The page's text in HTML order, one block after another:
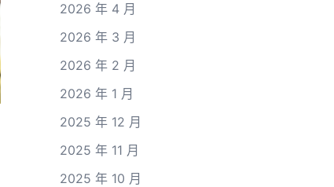
2026 年 4 月
2026 年 3 月
2026 年 2 月
2026 年 1 月
2025 年 12 月
2025 年 11 月
2025 年 10 月